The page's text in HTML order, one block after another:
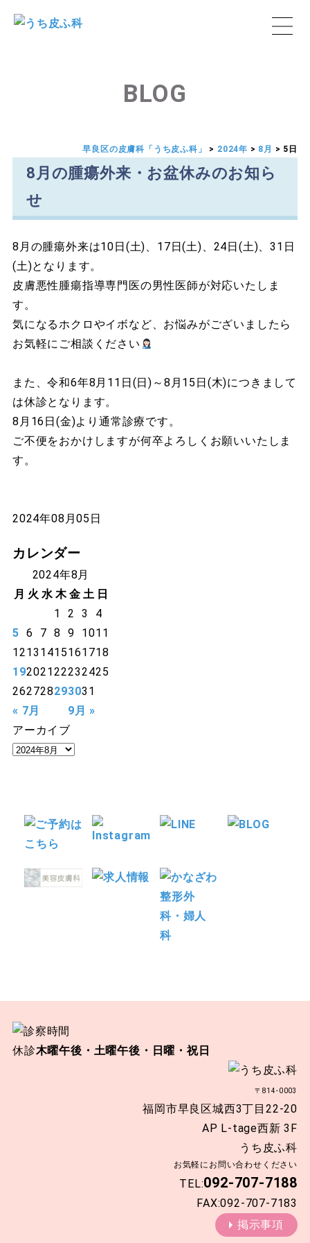
BLOG
早良区の皮膚科「うち皮ふ科」 > 2024年 > 8月 > 5日
8月の腫瘍外来・お盆休みのお知ら
せ
8月の腫瘍外来は10日(土)、17日(土)、24日(土)、31日
(土)となります。
皮膚悪性腫瘍指導専門医の男性医師が対応いたしま
す。
気になるホクロやイボなど、お悩みがございましたら
お気軽にご相談ください
また、令和6年8月11日(日)～8月15日(木)につきまして
は休診となります。
8月16日(金)より通常診療です。
ご不便をおかけしますが何卒よろしくお願いいたしま
す。
2024年08月05日
カレンダー
2024年8月
月 火 水木金 土 日
« 7月 9月 »
1 2 3
4
5 6 7 8 9 1011
1213 1415161718
19202122232425
262728293031
アーカイブ
休診木曜午後・土曜午後・日曜・祝日
〒814-0003
福岡市早良区城西3丁目22-20
AP L-tage西新 3F
うち皮ふ科
お気軽にお問い合わせください
TEL:092-707-7188
FAX:092-707-7183
掲示事項